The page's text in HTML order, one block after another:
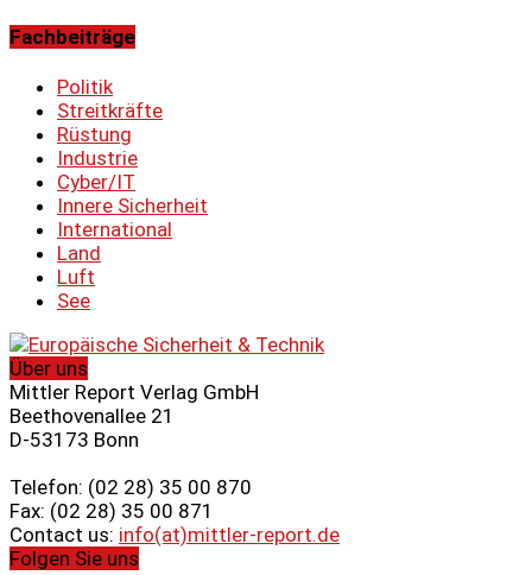
Fachbeiträge
Politik
Streitkräfte
Rüstung
Industrie
Cyber/IT
Innere Sicherheit
International
Land
Luft
See
Über uns
Mittler Report Verlag GmbH
Beethovenallee 21
D-53173 Bonn
Telefon: (02 28) 35 00 870
Fax: (02 28) 35 00 871
Contact us: info(at)mittler-report.de
Folgen Sie uns